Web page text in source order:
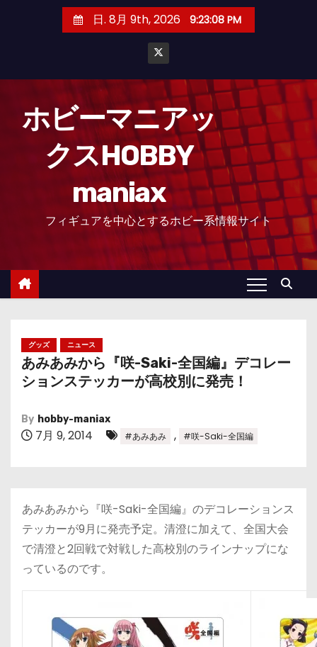
日. 8月 9th, 2026 9:23:09 PM
ホビーマニアッ
クスHOBBY
maniax
フィギュアを中心とするホビー系情報サイト
グッズ ニュース
あみあみから『咲-Saki-全国編』デコレー
ションステッカーが高校別に発売！
By hobby-maniax
7月 9, 2014 #あみあみ , #咲-Saki-全国編
あみあみから『咲-Saki-全国編』のデコレーションス
テッカーが9月に発売予定。清澄に加えて、全国大会
で清澄と2回戦で対戦した高校別のラインナップにな
っているのです。